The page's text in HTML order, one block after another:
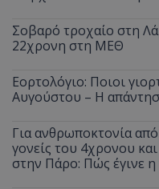
Σοβαρό τροχαίο στη
22χρονη στη ΜΕΘ
Εορτολόγιο: Ποιοι
Αυγούστου – Η
Για ανθρωποκτονία
γονείς του 4χρονου
στην Πάρο: Πώς έγινε